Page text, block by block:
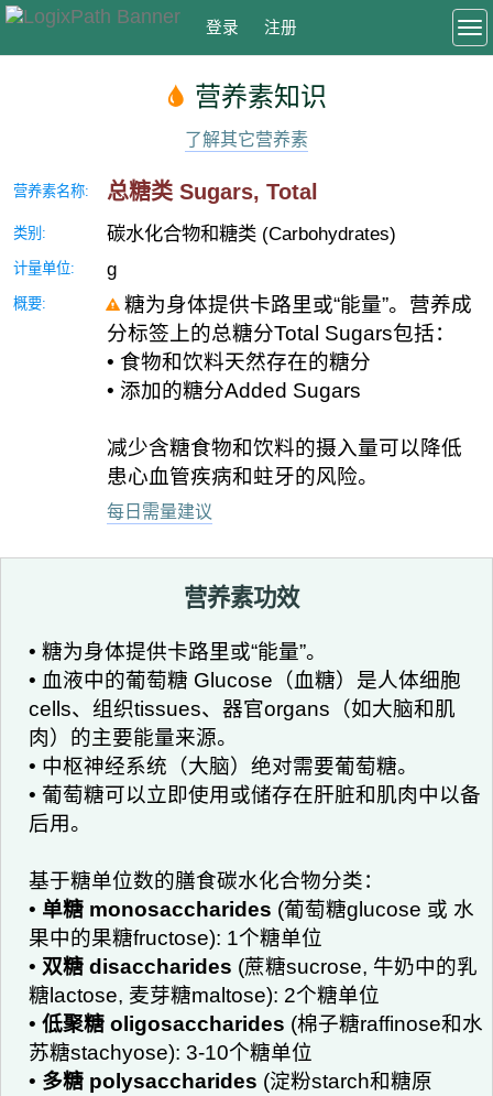
登录 注册
营养素知识
了解其它营养素
营养素名称: 总糖类 Sugars, Total
类别: 碳水化合物和糖类 (Carbohydrates)
计量单位: g
概要:
糖为身体提供卡路里或“能量”。营养成
分标签上的总糖分Total Sugars包括：
• 食物和饮料天然存在的糖分
• 添加的糖分Added Sugars
减少含糖食物和饮料的摄入量可以降低
患心血管疾病和蛀牙的风险。
每日需量建议
营养素功效
• 糖为身体提供卡路里或“能量”。
• 血液中的葡萄糖 Glucose（血糖）是人体细胞
cells、组织tissues、器官organs（如大脑和肌
肉）的主要能量来源。
• 中枢神经系统（大脑）绝对需要葡萄糖。
• 葡萄糖可以立即使用或储存在肝脏和肌肉中以备
后用。
基于糖单位数的膳食碳水化合物分类：
• 单糖 monosaccharides (葡萄糖glucose 或 水
果中的果糖fructose): 1个糖单位
• 双糖 disaccharides (蔗糖sucrose, 牛奶中的乳
糖lactose, 麦芽糖maltose): 2个糖单位
• 低聚糖 oligosaccharides (棉子糖raffinose和水
苏糖stachyose): 3-10个糖单位
• 多糖 polysaccharides (淀粉starch和糖原